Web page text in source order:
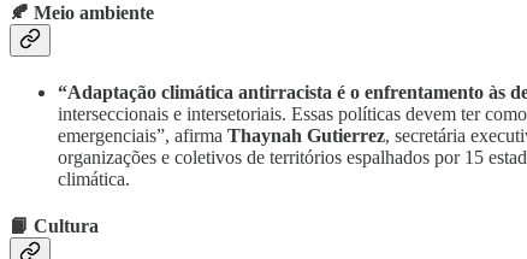
🍂 Meio ambiente
“Adaptação climática antirracista é o enfrentamento às
interseccionais e intersetoriais. Essas políticas devem ter
emergenciais”, afirma Thaynah Gutierrez, secretária
organizações e coletivos de territórios espalhados por 15
climática.
📙 Cultura